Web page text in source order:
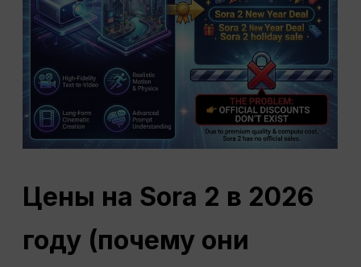
Цены на Sora 2 в 2026
году (почему они